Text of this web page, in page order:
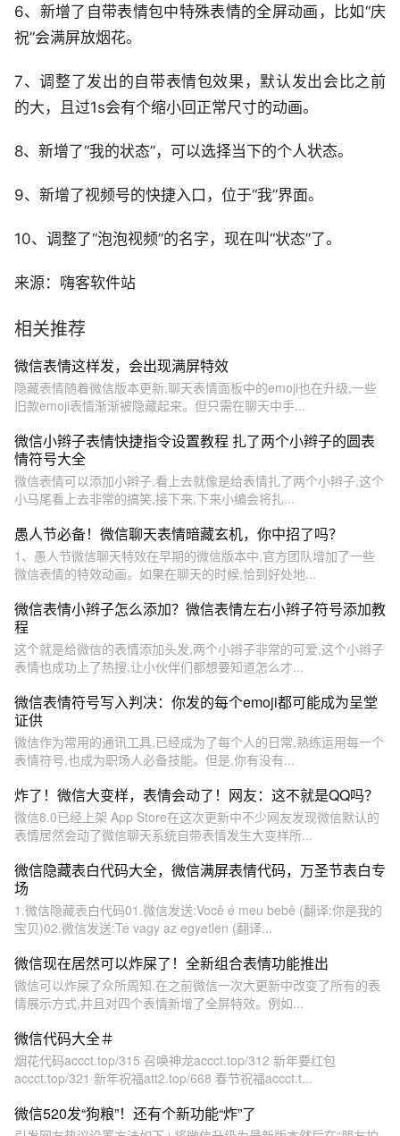
6、新增了自带表情包中特殊表情的全屏动画，比如“庆
祝”会满屏放烟花。
7、调整了发出的自带表情包效果，默认发出会比之前
的大，且过1s会有个缩小回正常尺寸的动画。
8、新增了“我的状态”，可以选择当下的个人状态。
9、新增了视频号的快捷入口，位于“我”界面。
10、调整了“泡泡视频”的名字，现在叫“状态”了。
来源：嗨客软件站
相关推荐
微信表情这样发，会出现满屏特效
隐藏表情随着微信版本更新,聊天表情面板中的emoji也在升级,一些
旧款emoji表情渐渐被隐藏起来。但只需在聊天中手...
微信小辫子表情快捷指令设置教程 扎了两个小辫子的圆表
情符号大全
微信表情可以添加小辫子,看上去就像是给表情扎了两个小辫子,这个
小马尾看上去非常的搞笑,接下来,下来小编会将扎...
愚人节必备！微信聊天表情暗藏玄机，你中招了吗？
1、愚人节微信聊天特效在早期的微信版本中,官方团队增加了一些
微信表情的特效动画。如果在聊天的时候,恰到好处地...
微信表情小辫子怎么添加？微信表情左右小辫子符号添加教
程
这个就是给微信的表情添加头发,两个小辫子非常的可爱,这个小辫子
表情也成功上了热搜,让小伙伴们都想要知道怎么才...
微信表情符号写入判决：你发的每个emoji都可能成为呈堂
证供
微信作为常用的通讯工具,已经成为了每个人的日常,熟练运用每一个
表情符号,也成为职场人必备技能。但是,你有没有...
炸了！微信大变样，表情会动了！网友：这不就是QQ吗？
微信8.0已经上架 App Store在这次更新中不少网友发现微信默认的
表情居然会动了微信聊天系统自带表情发生大变样所...
微信隐藏表白代码大全，微信满屏表情代码，万圣节表白专
场
1.微信隐藏表白代码01.微信发送:Você é meu bebê (翻译:你是我的
宝贝)02.微信发送:Te vagy az egyetlen (翻译...
微信现在居然可以炸屎了！全新组合表情功能推出
微信可以炸屎了众所周知,在之前微信一次大更新中改变了所有的表
情展示方式,并且对四个表情新增了全屏特效。例如...
微信代码大全＃
烟花代码accct.top/315 召唤神龙accct.top/312 新年要红包
accct.top/321 新年祝福att2.top/668 春节祝福accct.t...
微信520发“狗粮”！还有个新功能“炸”了